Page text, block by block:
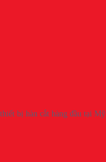
bị hàn cắt hàng đầu tại Mỹ.